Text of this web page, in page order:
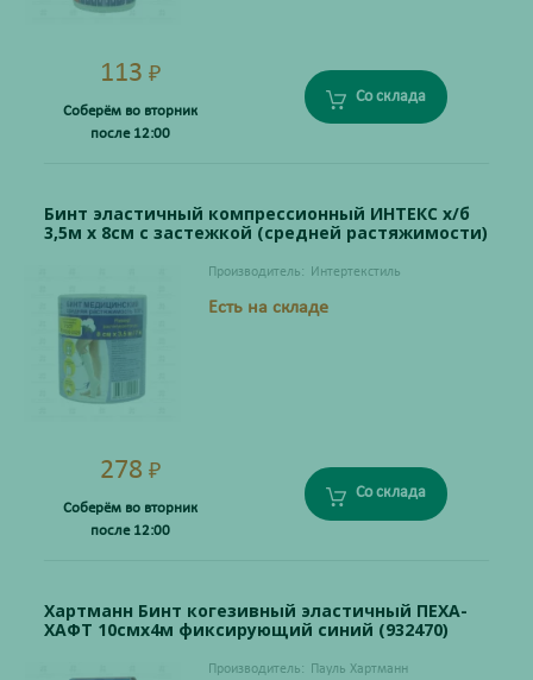
113 ₽
Соберём во вторник
после 12:00
Со склада
Бинт эластичный компрессионный ИНТЕКС х/б
3,5м х 8см с застежкой (средней растяжимости)
Производитель: Интертекстиль
Есть на складе
278 ₽
Соберём во вторник
после 12:00
Со склада
Хартманн Бинт когезивный эластичный ПЕХА-
ХАФТ 10смх4м фиксирующий синий (932470)
Производитель: Пауль Хартманн